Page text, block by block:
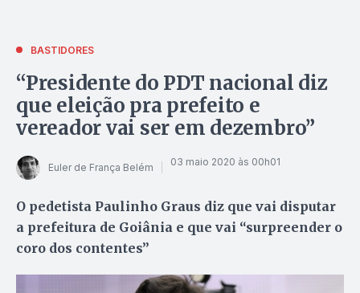
BASTIDORES
“Presidente do PDT nacional diz
que eleição pra prefeito e
vereador vai ser em dezembro”
Euler de França Belém 03 maio 2020 às 00h01
O pedetista Paulinho Graus diz que vai disputar
a prefeitura de Goiânia e que vai “surpreender o
coro dos contentes”